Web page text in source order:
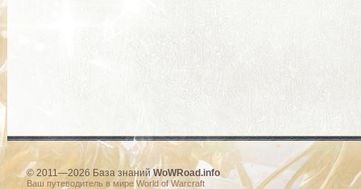
© 2011—2026 База знанийWoWRoad.info
Ваш путеводитель в мире World of Warcraft